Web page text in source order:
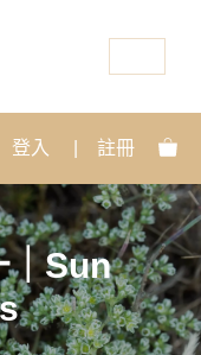
登入 註冊
｜Sun